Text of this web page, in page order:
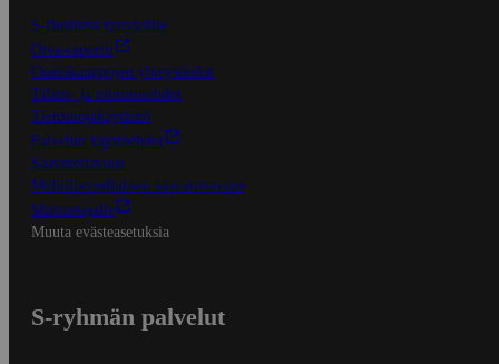
S-Business yrityksille
Oiva-raportit
Osuuskauppojen yhteystiedot
Tilaus- ja toimitusehdot
Tietosuojakäytäntö
Palvelun käyttöehdot
Saavutettavuus
Mobiilisovelluksen saavutettavuus
Mainostajalle
Muuta evästeasetuksia
S-ryhmän palvelut